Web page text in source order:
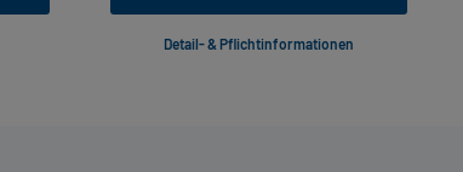
Detail- & Pflichtinformationen